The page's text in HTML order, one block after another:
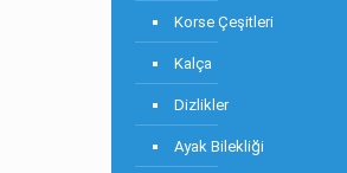
Korse Çeşitleri
Kalça
Dizlikler
Ayak Bilekliği